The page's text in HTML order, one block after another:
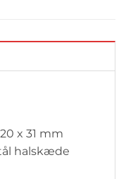
x 31 mm
halskæde